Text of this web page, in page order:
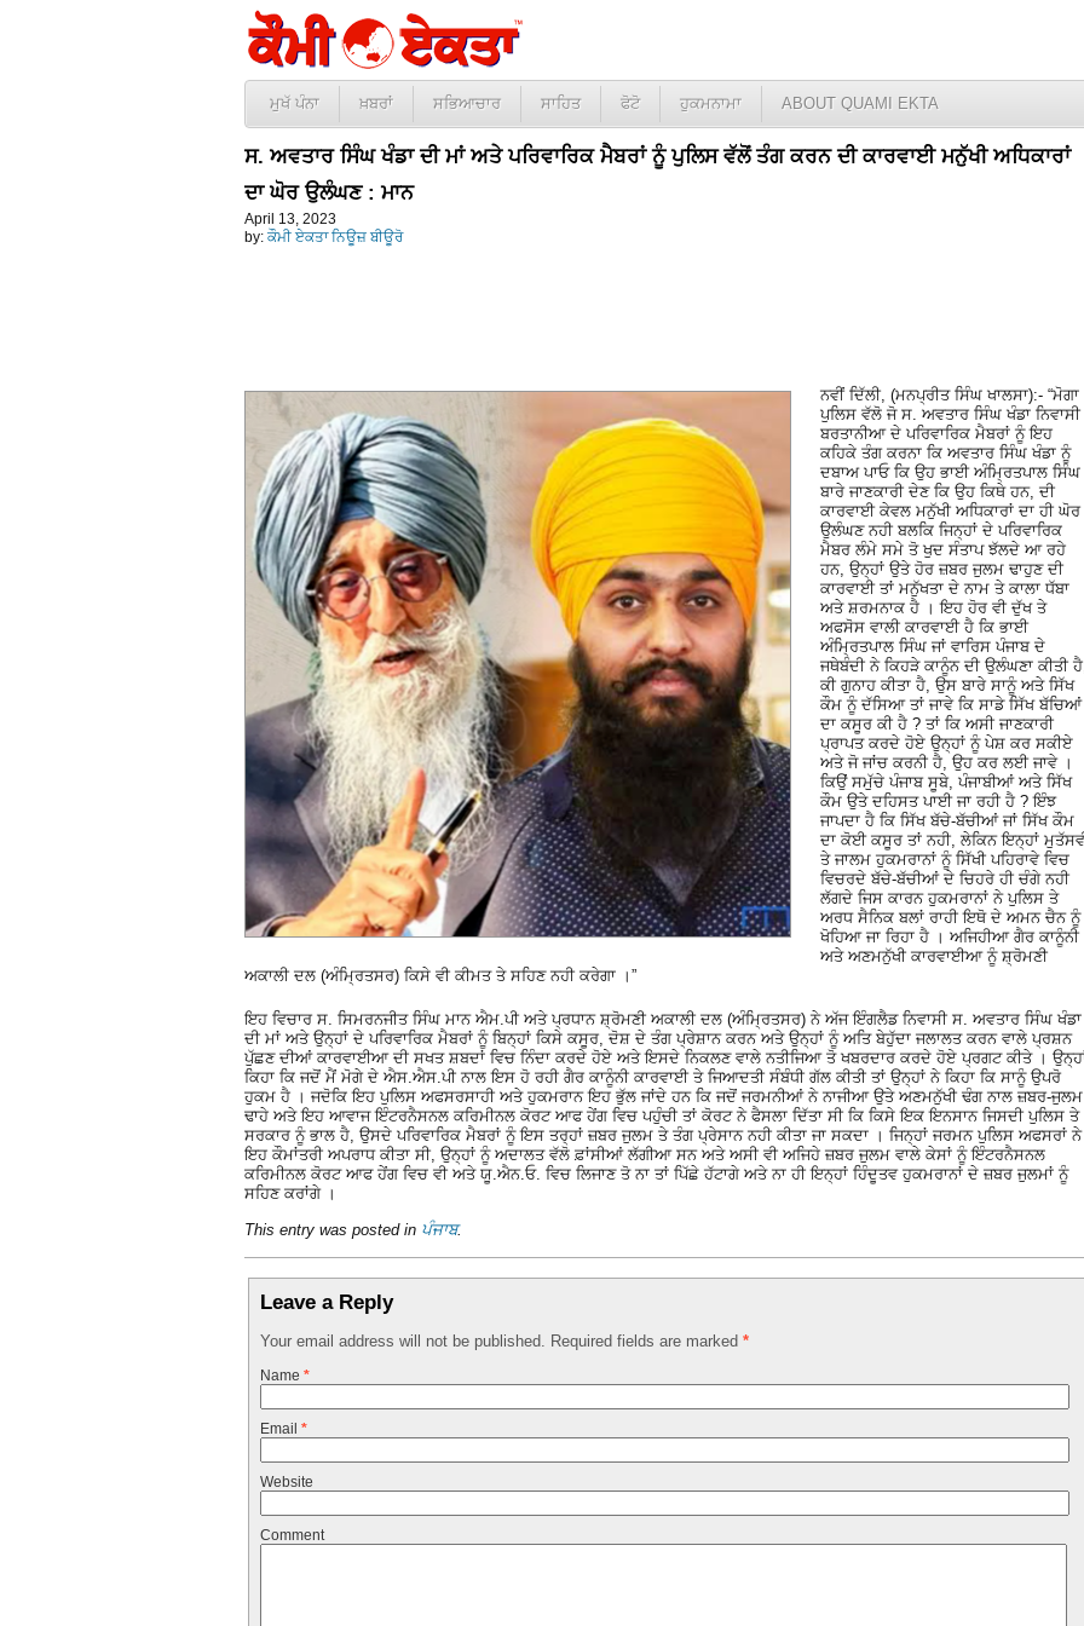
ਮੁਖੱ ਪੰਨਾ ਖ਼ਬਰਾਂ ਸਭਿਆਚਾਰ ਸਾਹਿਤ ਫੋਟੋ ਹੁਕਮਨਾਮਾ ABOUT QUAMI EKTA
ਸ. ਅਵਤਾਰ ਸਿੰਘ ਖੰਡਾ ਦੀ ਮਾਂ ਅਤੇ ਪਰਿਵਾਰਿਕ ਮੈਬਰਾਂ ਨੂੰ ਪੁਲਿਸ ਵੱਲੋਂ ਤੰਗ ਕਰਨ ਦੀ ਕਾਰਵਾਈ ਮਨੁੱਖੀ ਅਧਿਕਾਰਾਂ
ਦਾ ਘੋਰ ਉਲੰਘਣ : ਮਾਨ
April 13, 2023
by: ਕੌਮੀ ਏਕਤਾ ਨਿਊਜ਼ ਬੀਊਰੋ
ਨਵੀਂ ਦਿੱਲੀ, (ਮਨਪ੍ਰੀਤ ਸਿੰਘ ਖਾਲਸਾ):- “ਮੋਗਾ
ਪੁਲਿਸ ਵੱਲੋ ਜੋ ਸ. ਅਵਤਾਰ ਸਿੰਘ ਖੰਡਾ ਨਿਵਾਸੀ
ਬਰਤਾਨੀਆ ਦੇ ਪਰਿਵਾਰਿਕ ਮੈਬਰਾਂ ਨੂੰ ਇਹ
ਕਹਿਕੇ ਤੰਗ ਕਰਨਾ ਕਿ ਅਵਤਾਰ ਸਿੰਘ ਖੰਡਾ ਨੂੰ
ਦਬਾਅ ਪਾਓ ਕਿ ਉਹ ਭਾਈ ਅੰਮ੍ਰਿਤਪਾਲ ਸਿੰਘ
ਬਾਰੇ ਜਾਣਕਾਰੀ ਦੇਣ ਕਿ ਉਹ ਕਿਥੇ ਹਨ, ਦੀ
ਕਾਰਵਾਈ ਕੇਵਲ ਮਨੁੱਖੀ ਅਧਿਕਾਰਾਂ ਦਾ ਹੀ ਘੋਰ
ਉਲੰਘਣ ਨਹੀ ਬਲਕਿ ਜਿਨ੍ਹਾਂ ਦੇ ਪਰਿਵਾਰਿਕ
ਮੈਬਰ ਲੰਮੇ ਸਮੇ ਤੋ ਖੁਦ ਸੰਤਾਪ ਝੱਲਦੇ ਆ ਰਹੇ
ਹਨ, ਉਨ੍ਹਾਂ ਉਤੇ ਹੋਰ ਜ਼ਬਰ ਜੁਲਮ ਢਾਹੁਣ ਦੀ
ਕਾਰਵਾਈ ਤਾਂ ਮਨੁੱਖਤਾ ਦੇ ਨਾਮ ਤੇ ਕਾਲਾ ਧੱਬਾ
ਅਤੇ ਸ਼ਰਮਨਾਕ ਹੈ । ਇਹ ਹੋਰ ਵੀ ਦੁੱਖ ਤੇ
ਅਫਸੋਸ ਵਾਲੀ ਕਾਰਵਾਈ ਹੈ ਕਿ ਭਾਈ
ਅੰਮ੍ਰਿਤਪਾਲ ਸਿੰਘ ਜਾਂ ਵਾਰਿਸ ਪੰਜਾਬ ਦੇ
ਜਥੇਬੰਦੀ ਨੇ ਕਿਹੜੇ ਕਾਨੂੰਨ ਦੀ ਉਲੰਘਣਾ ਕੀਤੀ ਹੈ,
ਕੀ ਗੁਨਾਹ ਕੀਤਾ ਹੈ, ਉਸ ਬਾਰੇ ਸਾਨੂੰ ਅਤੇ ਸਿੱਖ
ਕੌਮ ਨੂੰ ਦੱਸਿਆ ਤਾਂ ਜਾਵੇ ਕਿ ਸਾਡੇ ਸਿੱਖ ਬੱਚਿਆਂ
ਦਾ ਕਸੂਰ ਕੀ ਹੈ ? ਤਾਂ ਕਿ ਅਸੀ ਜਾਣਕਾਰੀ
ਪ੍ਰਾਪਤ ਕਰਦੇ ਹੋਏ ਉਨ੍ਹਾਂ ਨੂੰ ਪੇਸ਼ ਕਰ ਸਕੀਏ
ਅਤੇ ਜੋ ਜਾਂਚ ਕਰਨੀ ਹੈ, ਉਹ ਕਰ ਲਈ ਜਾਵੇ ।
ਕਿਉਂ ਸਮੁੱਚੇ ਪੰਜਾਬ ਸੂਬੇ, ਪੰਜਾਬੀਆਂ ਅਤੇ ਸਿੱਖ
ਕੌਮ ਉਤੇ ਦਹਿਸਤ ਪਾਈ ਜਾ ਰਹੀ ਹੈ ? ਇੰਝ
ਜਾਪਦਾ ਹੈ ਕਿ ਸਿੱਖ ਬੱਚੇ-ਬੱਚੀਆਂ ਜਾਂ ਸਿੱਖ ਕੌਮ
ਦਾ ਕੋਈ ਕਸੂਰ ਤਾਂ ਨਹੀ, ਲੇਕਿਨ ਇਨ੍ਹਾਂ
ਤੇ ਜਾਲਮ ਹੁਕਮਰਾਨਾਂ ਨੂੰ ਸਿੱਖੀ ਪਹਿਰਾਵੇ ਵਿਚ
ਵਿਚਰਦੇ ਬੱਚੇ-ਬੱਚੀਆਂ ਦੇ ਚਿਹਰੇ ਹੀ ਚੰਗੇ ਨਹੀ
ਲੱਗਦੇ ਜਿਸ ਕਾਰਨ ਹੁਕਮਰਾਨਾਂ ਨੇ ਪੁਲਿਸ ਤੇ
ਅਰਧ ਸੈਨਿਕ ਬਲਾਂ ਰਾਹੀ ਇਥੋ ਦੇ ਅਮਨ ਚੈਨ ਨੂੰ
ਖੋਹਿਆ ਜਾ ਰਿਹਾ ਹੈ । ਅਜਿਹੀਆ ਗੈਰ ਕਾਨੂੰਨੀ
ਅਤੇ ਅਣਮਨੁੱਖੀ ਕਾਰਵਾਈਆ ਨੂੰ ਸ਼੍ਰੋਮਣੀ
ਅਕਾਲੀ ਦਲ (ਅੰਮ੍ਰਿਤਸਰ) ਕਿਸੇ ਵੀ ਕੀਮਤ ਤੇ ਸਹਿਣ ਨਹੀ ਕਰੇਗਾ ।”
ਇਹ ਵਿਚਾਰ ਸ. ਸਿਮਰਨਜੀਤ ਸਿੰਘ ਮਾਨ ਐਮ.ਪੀ ਅਤੇ ਪ੍ਰਧਾਨ ਸ਼੍ਰੋਮਣੀ ਅਕਾਲੀ ਦਲ (ਅੰਮ੍ਰਿਤਸਰ) ਨੇ ਅੱਜ ਇੰਗਲੈਡ ਨਿਵਾਸੀ ਸ. ਅਵਤਾਰ ਸਿੰਘ ਖੰਡਾ
ਦੀ ਮਾਂ ਅਤੇ ਉਨ੍ਹਾਂ ਦੇ ਪਰਿਵਾਰਿਕ ਮੈਬਰਾਂ ਨੂੰ ਬਿਨ੍ਹਾਂ ਕਿਸੇ ਕਸੂਰ, ਦੋਸ਼ ਦੇ ਤੰਗ ਪ੍ਰੇਸ਼ਾਨ ਕਰਨ ਅਤੇ ਉਨ੍ਹਾਂ ਨੂੰ ਅਤਿ ਬੇਹੁੱਦਾ ਜਲਾਲਤ ਕਰਨ ਵਾਲੇ ਪ੍ਰਸ਼ਨ
ਪੁੱਛਣ ਦੀਆਂ ਕਾਰਵਾਈਆ ਦੀ ਸਖਤ ਸ਼ਬਦਾਂ ਵਿਚ ਨਿੰਦਾ ਕਰਦੇ ਹੋਏ ਅਤੇ ਇਸਦੇ ਨਿਕਲਣ ਵਾਲੇ ਨਤੀਜਿਆ ਤੋ ਖਬਰਦਾਰ ਕਰਦੇ ਹੋਏ ਪ੍ਰਗਟ ਕੀਤੇ ।
ਕਿਹਾ ਕਿ ਜਦੋਂ ਮੈਂ ਮੋਗੇ ਦੇ ਐਸ.ਐਸ.ਪੀ ਨਾਲ ਇਸ ਹੋ ਰਹੀ ਗੈਰ ਕਾਨੂੰਨੀ ਕਾਰਵਾਈ ਤੇ ਜਿਆਦਤੀ ਸੰਬੰਧੀ ਗੱਲ ਕੀਤੀ ਤਾਂ ਉਨ੍ਹਾਂ ਨੇ ਕਿਹਾ ਕਿ ਸਾਨੂੰ ਉਪਰੋ
ਹੁਕਮ ਹੈ । ਜਦੋਕਿ ਇਹ ਪੁਲਿਸ ਅਫਸਰਸਾਹੀ ਅਤੇ ਹੁਕਮਰਾਨ ਇਹ ਭੁੱਲ ਜਾਂਦੇ ਹਨ ਕਿ ਜਦੋਂ ਜਰਮਨੀਆਂ ਨੇ ਨਾਜੀਆ ਉਤੇ ਅਣਮਨੁੱਖੀ ਢੰਗ ਨਾਲ ਜ਼ਬਰ-ਜੁਲਮ
ਢਾਹੇ ਅਤੇ ਇਹ ਆਵਾਜ ਇੰਟਰਨੈਸਨਲ ਕਰਿਮੀਨਲ ਕੋਰਟ ਆਫ ਹੇਂਗ ਵਿਚ ਪਹੁੰਚੀ ਤਾਂ ਕੋਰਟ ਨੇ ਫੈਸਲਾ ਦਿੱਤਾ ਸੀ ਕਿ ਕਿਸੇ ਇਕ ਇਨਸਾਨ ਜਿਸਦੀ ਪੁਲਿਸ ਤੇ
ਸਰਕਾਰ ਨੂੰ ਭਾਲ ਹੈ, ਉਸਦੇ ਪਰਿਵਾਰਿਕ ਮੈਬਰਾਂ ਨੂੰ ਇਸ ਤਰ੍ਹਾਂ ਜ਼ਬਰ ਜੁਲਮ ਤੇ ਤੰਗ ਪ੍ਰੇਸਾਨ ਨਹੀ ਕੀਤਾ ਜਾ ਸਕਦਾ । ਜਿਨ੍ਹਾਂ ਜਰਮਨ ਪੁਲਿਸ ਅਫਸਰਾਂ ਨੇ
ਇਹ ਕੌਮਾਂਤਰੀ ਅਪਰਾਧ ਕੀਤਾ ਸੀ, ਉਨ੍ਹਾਂ ਨੂੰ ਅਦਾਲਤ ਵੱਲੋ ਫ਼ਾਂਸੀਆਂ ਲੱਗੀਆ ਸਨ ਅਤੇ ਅਸੀ ਵੀ ਅਜਿਹੇ ਜ਼ਬਰ ਜੁਲਮ ਵਾਲੇ ਕੇਸਾਂ ਨੂੰ ਇੰਟਰਨੈਸਨਲ
ਕਰਿਮੀਨਲ ਕੋਰਟ ਆਫ ਹੇਂਗ ਵਿਚ ਵੀ ਅਤੇ ਯੂ.ਐਨ.ਓ. ਵਿਚ ਲਿਜਾਣ ਤੋ ਨਾ ਤਾਂ ਪਿੱਛੇ ਹੱਟਾਗੇ ਅਤੇ ਨਾ ਹੀ ਇਨ੍ਹਾਂ ਹਿੰਦੂਤਵ ਹੁਕਮਰਾਨਾਂ ਦੇ ਜ਼ਬਰ ਜੁਲਮਾਂ ਨੂੰ
ਸਹਿਣ ਕਰਾਂਗੇ ।
This entry was posted in ਪੰਜਾਬ.
Leave a Reply
Your email address will not be published. Required fields are marked *
Name *
Email *
Website
Comment